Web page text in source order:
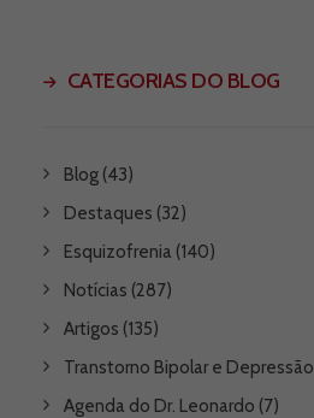
CATEGORIAS DO BLOG
Blog (43)
Destaques (32)
Esquizofrenia (140)
Notícias (287)
Artigos (135)
Transtorno Bipolar e Depressão
Agenda do Dr. Leonardo (7)